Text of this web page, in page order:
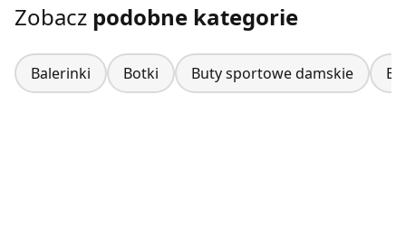
Zobacz podobne kategorie
Balerinki Botki Buty sportowe damskie